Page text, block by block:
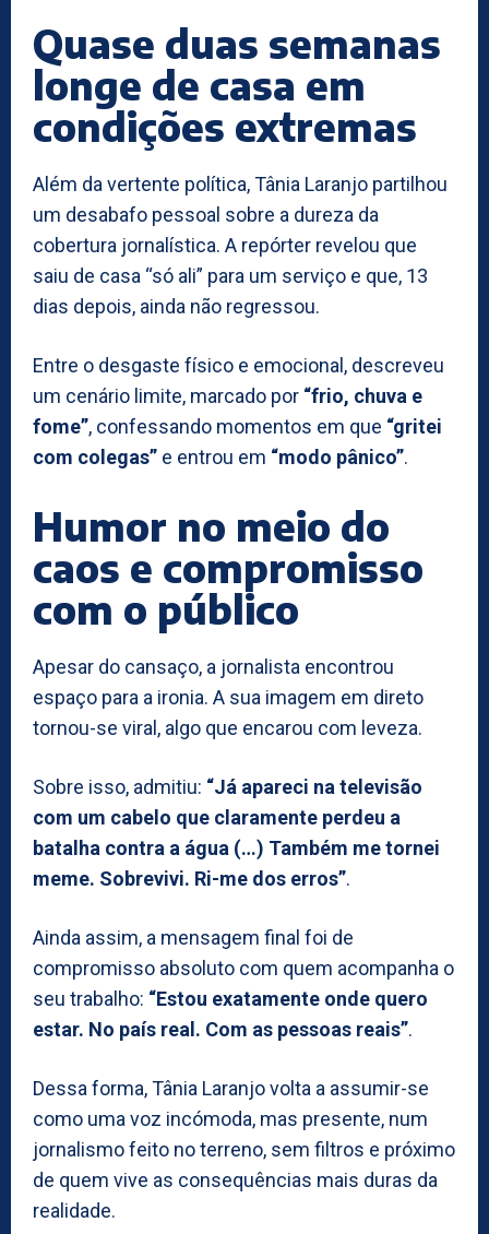
Quase duas semanas
longe de casa em
condições extremas
Além da vertente política, Tânia Laranjo partilhou
um desabafo pessoal sobre a dureza da
cobertura jornalística. A repórter revelou que
saiu de casa “só ali” para um serviço e que, 13
dias depois, ainda não regressou.
Entre o desgaste físico e emocional, descreveu
um cenário limite, marcado por “frio, chuva e
fome”, confessando momentos em que “gritei
com colegas” e entrou em “modo pânico”.
Humor no meio do
caos e compromisso
com o público
Apesar do cansaço, a jornalista encontrou
espaço para a ironia. A sua imagem em direto
tornou-se viral, algo que encarou com leveza.
Sobre isso, admitiu: “Já apareci na televisão
com um cabelo que claramente perdeu a
batalha contra a água (…) Também me tornei
meme. Sobrevivi. Ri-me dos erros”.
Ainda assim, a mensagem final foi de
compromisso absoluto com quem acompanha o
seu trabalho: “Estou exatamente onde quero
estar. No país real. Com as pessoas reais”.
Dessa forma, Tânia Laranjo volta a assumir-se
como uma voz incómoda, mas presente, num
jornalismo feito no terreno, sem filtros e próximo
de quem vive as consequências mais duras da
realidade.